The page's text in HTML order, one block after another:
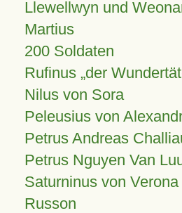
Llewellwyn und
Martius
200 Soldaten
Rufinus „der
Nilus von Sora
Peleusius von
Petrus Andreas
Petrus Nguyen Van
Saturninus von Verona
Russon